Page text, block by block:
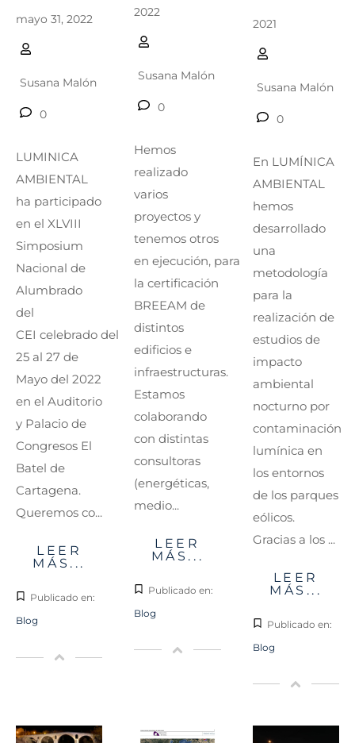
mayo 31, 2022
Susana Malón
0
LUMINICA
AMBIENTAL
ha participado
en el XLVIII
Simposium
Nacional de
Alumbrado
del
CEI celebrado del
25 al 27 de
Mayo del 2022
en el Auditorio
y Palacio de
Congresos El
Batel de
Cartagena.
Queremos co...
LEER
MÁS...
Publicado en:
Blog
2022
Susana Malón
0
Hemos
realizado
varios
proyectos y
tenemos otros
en ejecución, para
la certificación
BREEAM de
distintos
edificios e
infraestructuras.
Estamos
colaborando
con distintas
consultoras
(energéticas,
medio...
LEER
MÁS...
Publicado en:
Blog
2021
Susana Malón
0
En LUMÍNICA
AMBIENTAL
hemos
desarrollado
una
metodología
para la
realización de
estudios de
impacto
ambiental
nocturno por
contaminación
lumínica en
los entornos
de los parques
eólicos.
Gracias a los ...
LEER
MÁS...
Publicado en:
Blog